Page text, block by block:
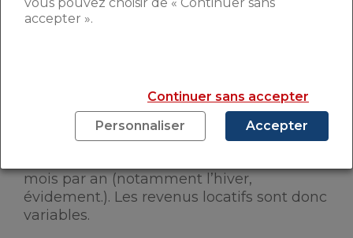
appartement à la montagne, au pied des
concurrence peut rapidement faire
monter les enchères si plusieurs
personnes sont sur le même logement
D’autant que la location ne peut être
mois par an (notamment l’hiver,
évidement.). Les revenus locatifs sont donc
variables.
accepter ».
Continuer sans accepter
Personnaliser
Accepter